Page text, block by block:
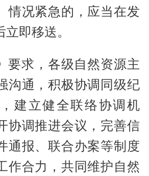
情况紧急的，应当在发
即移送。
求，各级自然资源主
沟通，积极协调同级纪
建立健全联络协调机
协调推进会议，完善信
通报、联合办案等制度
作合力，共同维护自然